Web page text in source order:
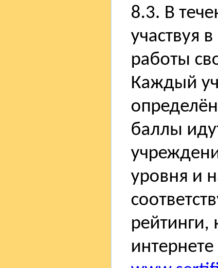
8.3. В
участвуя
работы
Каждый
баллы
уровня и
рейтинги,